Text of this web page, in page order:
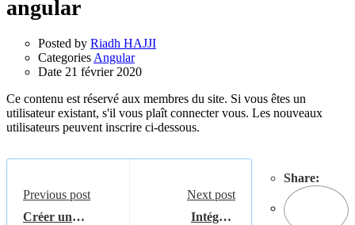
angular
Posted by Riadh HAJJI
Categories Angular
Date 21 février 2020
Ce contenu est réservé aux membres du site. Si vous êtes un
utilisateur existant, s'il vous plaît connecter vous. Les nouveaux
utilisateurs peuvent inscrire ci-dessous.
Share:
Previous post
Créer un
Next post
Intégrer